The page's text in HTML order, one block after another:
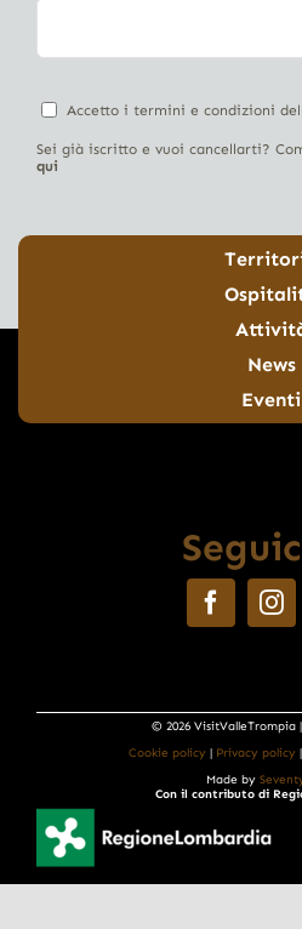
Accetto i termini e condizioni
Sei già iscritto e vuoi cancellarti?
qui
News
Eventi
© 2026 VisitValleTrompia
Cookie policy
Privacy policy
Made by
Con il contributo di